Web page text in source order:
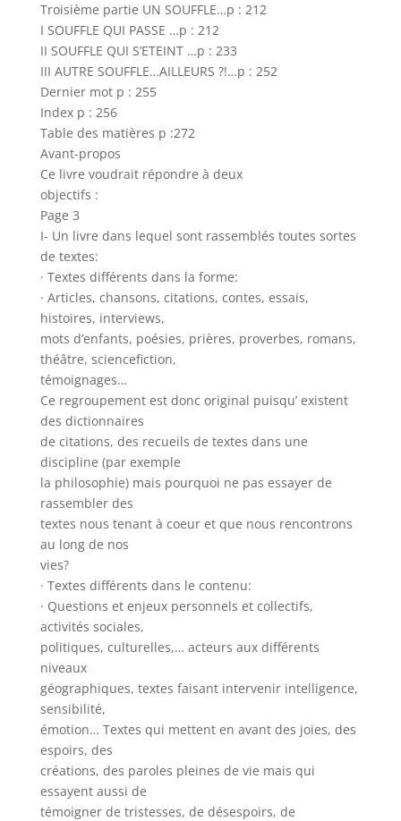
Troisième partie UN SOUFFLE…p : 212
I SOUFFLE QUI PASSE …p : 212
II SOUFFLE QUI S’ETEINT …p : 233
III AUTRE SOUFFLE…AILLEURS ?!…p : 252
Dernier mot p : 255
Index p : 256
Table des matières p :272
Avant-propos
Ce livre voudrait répondre à deux
objectifs :
Page 3
I- Un livre dans lequel sont rassemblés toutes sortes
de textes:
· Textes différents dans la forme:
· Articles, chansons, citations, contes, essais,
histoires, interviews,
mots d’enfants, poésies, prières, proverbes, romans,
théâtre, sciencefiction,
témoignages…
Ce regroupement est donc original puisqu’ existent
des dictionnaires
de citations, des recueils de textes dans une
discipline (par exemple
la philosophie) mais pourquoi ne pas essayer de
rassembler des
textes nous tenant à coeur et que nous rencontrons
au long de nos
vies?
· Textes différents dans le contenu:
· Questions et enjeux personnels et collectifs,
activités sociales,
politiques, culturelles,… acteurs aux différents
niveaux
géographiques, textes faisant intervenir intelligence,
sensibilité,
émotion… Textes qui mettent en avant des joies, des
espoirs, des
créations, des paroles pleines de vie mais qui
essayent aussi de
témoigner de tristesses, de désespoirs, de